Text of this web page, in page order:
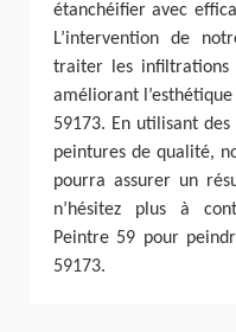
étanchéifier avec
L’intervention de
traiter les infiltrations
améliorant
59173. En utilisant
peintures de qualité,
pourra assurer un
n’hésitez plus à
Peintre 59 pour
59173.